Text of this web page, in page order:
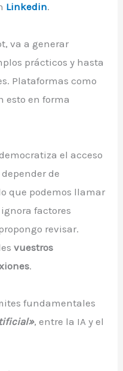
Linkedin.
va a generar
prácticos y hasta
Plataformas como
esto en forma
el acceso
de
que podemos llamar
factores
revisar.
vuestros
.
fundamentales
, entre la IA y el